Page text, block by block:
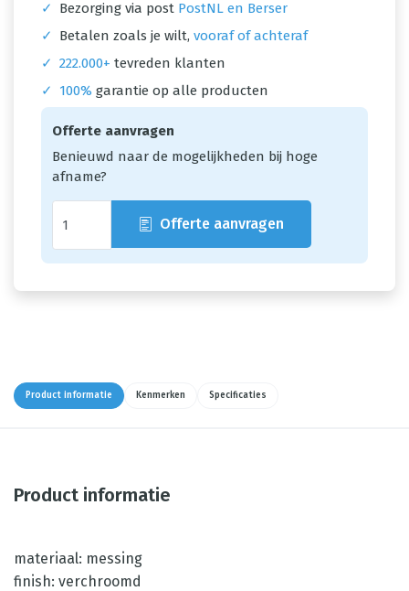
✓ Bezorging via post PostNL en Berser
✓
Betalen zoals je wilt, vooraf of achteraf
✓ 222.000+ tevreden klanten
✓
100% garantie op alle producten
Offerte aanvragen
Benieuwd naar de mogelijkheden bij hoge
afname?
Offerte aanvragen
Product informatie Kenmerken Specificaties
Product informatie
materiaal: messing
finish: verchroomd